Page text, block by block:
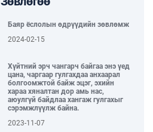
АЖИЛЛАХААР БОЛЛОО...
2026-05-29
ХҮҮХЭД БАГАЧУУДАА БАЯРЛУУЛЖ,
ҮЗҮҮЛСЭН “ЭХ ҮРСИЙН БАЯРЫН
Баяр ёслолын өдрүүдийн зөвлөмж
2024-02-15
Хүйтний эрч чангарч байгаа энэ үед
цана, чаргаар гулгахдаа анхаарал
болгоомжтой байж эцэг, эхийн
хараа хяналтан дор амь нас,
аюулгүй байдлаа хангаж гулгахыг
сэрэмжлүүлж байна.
2023-11-07